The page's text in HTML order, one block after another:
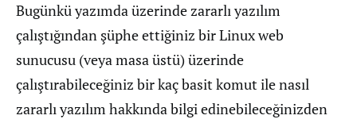
Bugünkü yazımda üzerinde zararlı yazılım
çalıştığından şüphe ettiğiniz bir Linux web
sunucusu (veya masa üstü) üzerinde
çalıştırabileceğiniz bir kaç basit komut ile nasıl
zararlı yazılım hakkında bilgi edinebileceğinizden